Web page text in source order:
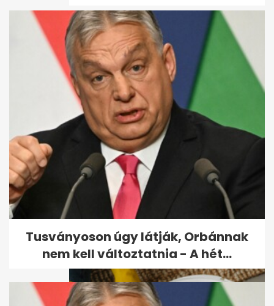
Anyám 5 hétig a húgom
gyerekeire vigyáz, az
enyémekre alig pár...
Tusványoson úgy látják, Orbánnak
nem kell változtatnia - A hét...